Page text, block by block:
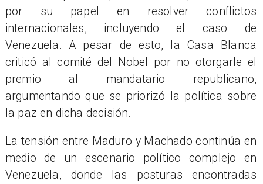
por su papel en resolver conflictos
internacionales, incluyendo el caso de
Venezuela. A pesar de esto, la Casa Blanca
criticó al comité del Nobel por no otorgarle el
premio al mandatario republicano,
argumentando que se priorizó la política sobre
la paz en dicha decisión.
La tensión entre Maduro y Machado continúa en
medio de un escenario político complejo en
Venezuela, donde las posturas encontradas